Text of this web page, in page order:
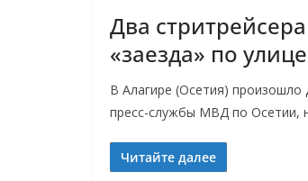
Два
«заезда» по
В Алагире (Осетия)
пресс-службы МВД по Осетии,
Читайте далее